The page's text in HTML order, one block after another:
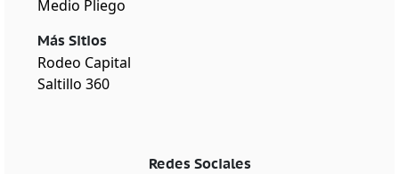
Medio Pliego
Más Sitios
Rodeo Capital
Saltillo 360
Redes Sociales